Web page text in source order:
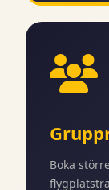
Boka